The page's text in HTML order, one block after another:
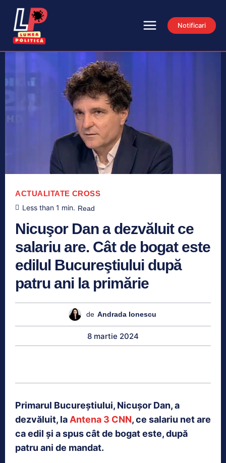
Notificari
ACTUALITATE CROSS
Less than 1 min. Read
Nicuşor Dan a dezvăluit ce
salariu are. Cât de bogat este
edilul Bucureştiului după
patru ani la primărie
de Andrada Ionescu
8 martie 2024
Primarul Bucureştiului, Nicuşor Dan, a
dezvăluit, laAntena 3 CNN, ce salariu net are
ca edil şi a spus cât de bogat este, după
patru ani de mandat.